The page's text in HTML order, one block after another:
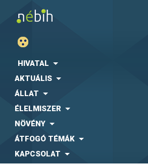
HIVATAL
AKTUÁLIS
ÁLLAT
ÉLELMISZER
NÖVÉNY
ÁTFOGÓ TÉMÁK
KAPCSOLAT